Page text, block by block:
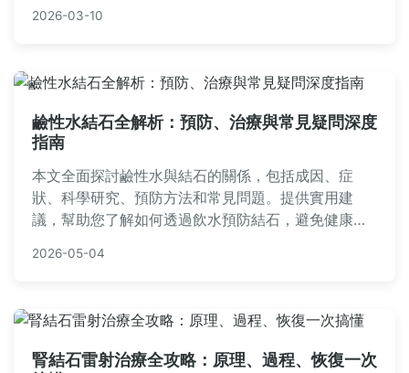
的必要性與細節，做出最明智的牙科決策。
2026-03-10
鹼性水結石全解析：預防、治療與常見疑問深度
指南
本文全面探討鹼性水與結石的關係，包括成因、症
狀、科學研究、預防方法和常見問題。提供實用建
議，幫助您了解如何透過飲水預防結石，避免健康風
士閱讀。
2026-05-04
腎結石雷射治療全攻略：原理、過程、恢復一次